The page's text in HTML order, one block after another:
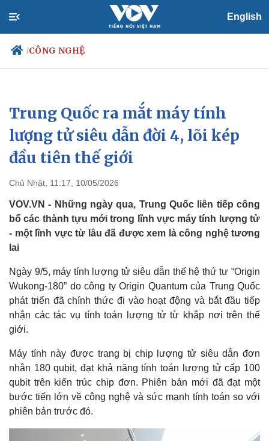
English
/CÔNG NGHỆ
Chính trị
Đảng
Tổ chức nhân sự
Quốc hội
Xã hội
Tin 24h
Dự báo thời tiết
Trung Quốc ra mắt máy tính
lượng tử siêu dẫn đời 4, lõi kép
đầu tiên thế giới
Chủ Nhật, 11:17, 10/05/2026
VOV.VN - Những ngày qua, Trung Quốc liên tiếp công
bố các thành tựu mới trong lĩnh vực máy tính lượng tử
- một lĩnh vực từ lâu đã được xem là công nghệ tương
lai
Ngày 9/5, máy tính lượng tử siêu dẫn thế hệ thứ tư “Origin
Wukong-180” do công ty Origin Quantum của Trung Quốc
phát triển đã chính thức đi vào hoạt động và bắt đầu tiếp
nhận các tác vụ tính toán lượng tử từ khắp nơi trên thế
giới.
Máy tính này được trang bị chip lượng tử siêu dẫn đơn
nhân 180 qubit, đạt khả năng tính toán lượng tử cấp 100
qubit trên kiến ​​trúc chip đơn. Phiên bản mới đã đạt một
bước tiến lớn về công nghệ và sức mạnh tính toán so với
phiên bản trước đó.